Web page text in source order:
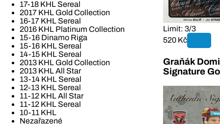
17-18 KHL Sereal
2017 KHL Gold Collection
16-17 KHL Sereal
2016 KHL Platinum Collection
15-16 Dinamo Riga
15-16 KHL Sereal
14-15 KHL Sereal
2013 KHL Gold Collection
2013 KHL All Star
13-14 KHL Sereal
12-13 KHL Sereal
11-12 KHL All Star
11-12 KHL Sereal
10-11 KHL
Nezařazené
Limit: 3/3
520 Kč
Graňák
Signature